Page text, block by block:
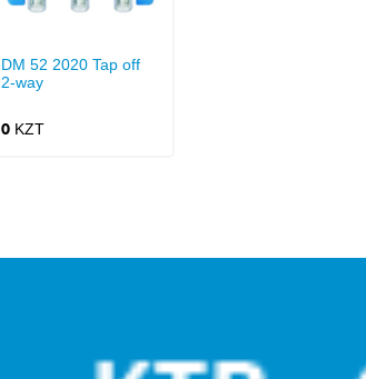
DM 52 2020 Tap off
2-way
0 KZT